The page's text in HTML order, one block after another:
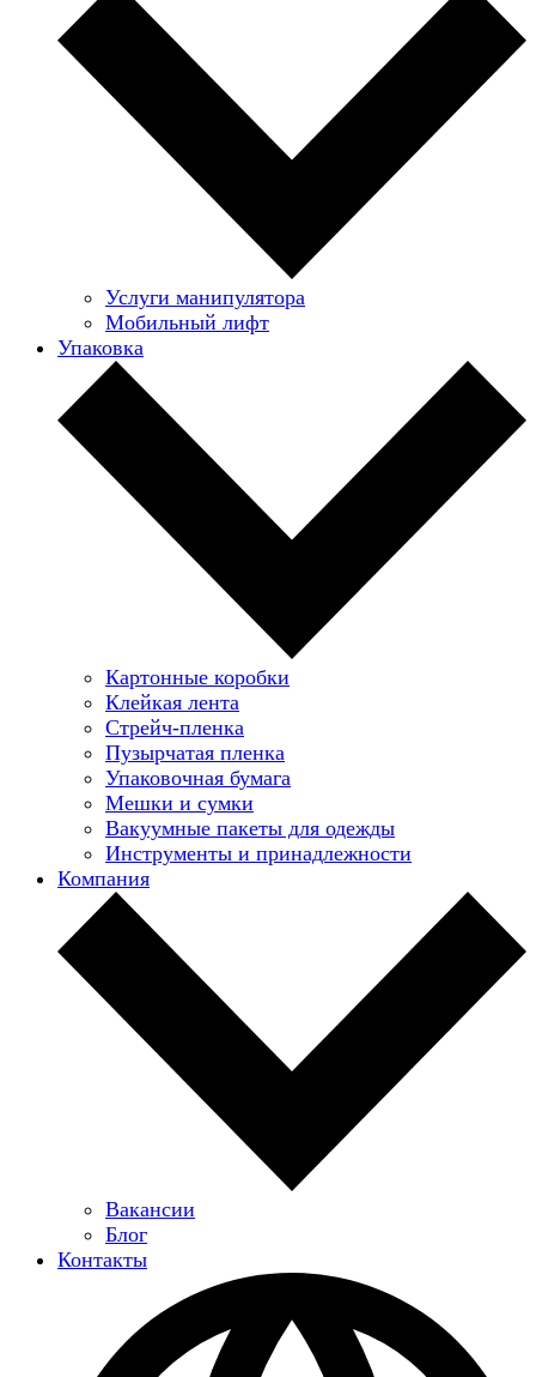
Услуги манипулятора
Мобильный лифт
Упаковка
Картонные коробки
Клейкая лента
Стрейч-пленка
Пузырчатая пленка
Упаковочная бумага
Мешки и сумки
Вакуумные пакеты для одежды
Инструменты и принадлежности
Компания
Вакансии
Блог
Контакты